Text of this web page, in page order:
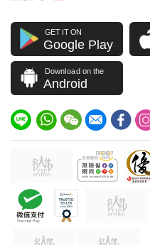
GET IT ON
Google Play
Download on the
Android